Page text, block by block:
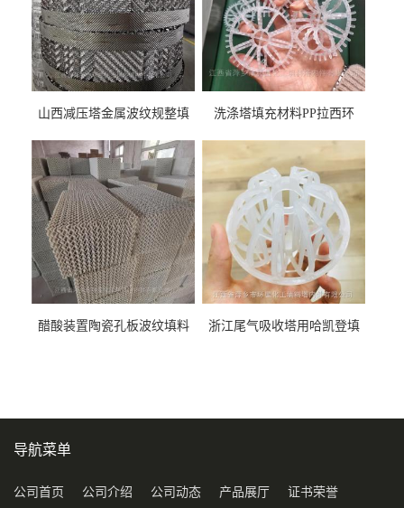
山西减压塔金属波纹规整填
料
洗涤塔填充材料PP拉西环
醋酸装置陶瓷孔板波纹填料
浙江尾气吸收塔用哈凯登填
导航菜单
公司首页 公司介绍 公司动态 产品展厅 证书荣誉